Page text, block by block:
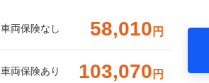
車両保険なし 58,010 円
車両保険あり 103,070 円